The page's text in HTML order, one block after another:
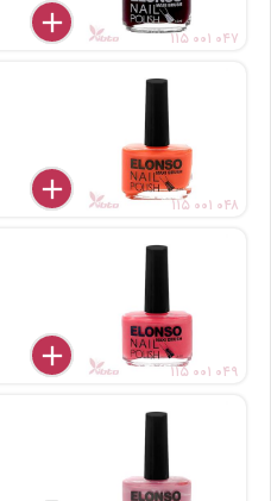
delete
remove
add
۱۱۵ ۰۰۱ ۰۴۷
delete
remove
add
۱۱۵ ۰۰۱ ۰۴۸
delete
remove
add
۱۱۵ ۰۰۱ ۰۴۹